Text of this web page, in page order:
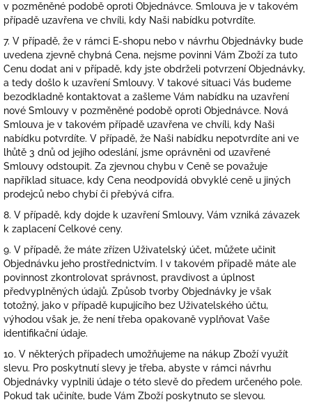
v pozměněné podobě oproti Objednávce. Smlouva je v takovém
případě uzavřena ve chvíli, kdy Naši nabídku potvrdíte.
7. V případě, že v rámci E-shopu nebo v návrhu Objednávky bude
uvedena zjevně chybná Cena, nejsme povinni Vám Zboží za tuto
Cenu dodat ani v případě, kdy jste obdrželi potvrzení Objednávky,
a tedy došlo k uzavření Smlouvy. V takové situaci Vás budeme
bezodkladně kontaktovat a zašleme Vám nabídku na uzavření
nové Smlouvy v pozměněné podobě oproti Objednávce. Nová
Smlouva je v takovém případě uzavřena ve chvíli, kdy Naši
nabídku potvrdíte. V případě, že Naši nabídku nepotvrdíte ani ve
lhůtě 3 dnů od jejího odeslání, jsme oprávněni od uzavřené
Smlouvy odstoupit. Za zjevnou chybu v Ceně se považuje
například situace, kdy Cena neodpovídá obvyklé ceně u jiných
prodejců nebo chybí či přebývá cifra.
8. V případě, kdy dojde k uzavření Smlouvy, Vám vzniká závazek
k zaplacení Celkové ceny.
9. V případě, že máte zřízen Uživatelský účet, můžete učinit
Objednávku jeho prostřednictvím. I v takovém případě máte ale
povinnost zkontrolovat správnost, pravdivost a úplnost
předvyplněných údajů. Způsob tvorby Objednávky je však
totožný, jako v případě kupujícího bez Uživatelského účtu,
výhodou však je, že není třeba opakovaně vyplňovat Vaše
identifikační údaje.
10. V některých případech umožňujeme na nákup Zboží využít
slevu. Pro poskytnutí slevy je třeba, abyste v rámci návrhu
Objednávky vyplnili údaje o této slevě do předem určeného pole.
Pokud tak učiníte, bude Vám Zboží poskytnuto se slevou.